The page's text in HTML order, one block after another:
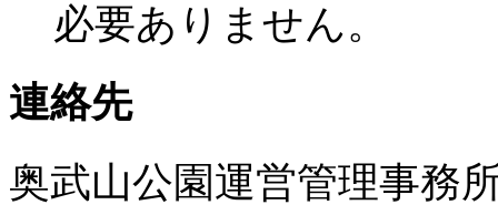
必要ありません。
連絡先
奥武山公園運営管理事務